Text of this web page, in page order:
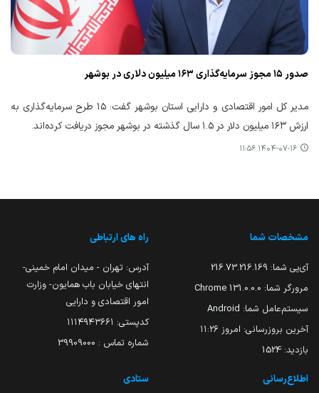
صدور ۱۵ مجوز سرمایه‌گذاری ۱۶۳ میلیون دلاری در بوشهر
مدیر کل امور اقتصادی و دارایی استان بوشهر گفت: ۱۵ طرح سرمایه‌گذاری به
ارزش ۱۶۳ میلیون دلار در ۱.۵ سال گذشته در بوشهر مجوز دریافت کرده‌اند.
۱۴۰۴-۰۷-۱۶ ۱۱:۵۶
مشخصات شما
آی‌پی شما: 216.73.216.169
مرورگر شما: 131.0.0.0 Chrome
سیستم‌عامل شما: Android
آخرین بروزرسانی: امروز ۱۱:۲۶
بازدید: 1524
راه های ارتباطی
آدرس: تهران - میدان امام خمینی-
انتهای خیابان باب همایون- وزارت
امور اقتصادی و دارایی
کدپستی: ۱۱۱۴۹۴۳۶۶۱
شماره تماس : 39909000
اطلاع‌رسانی ستادی